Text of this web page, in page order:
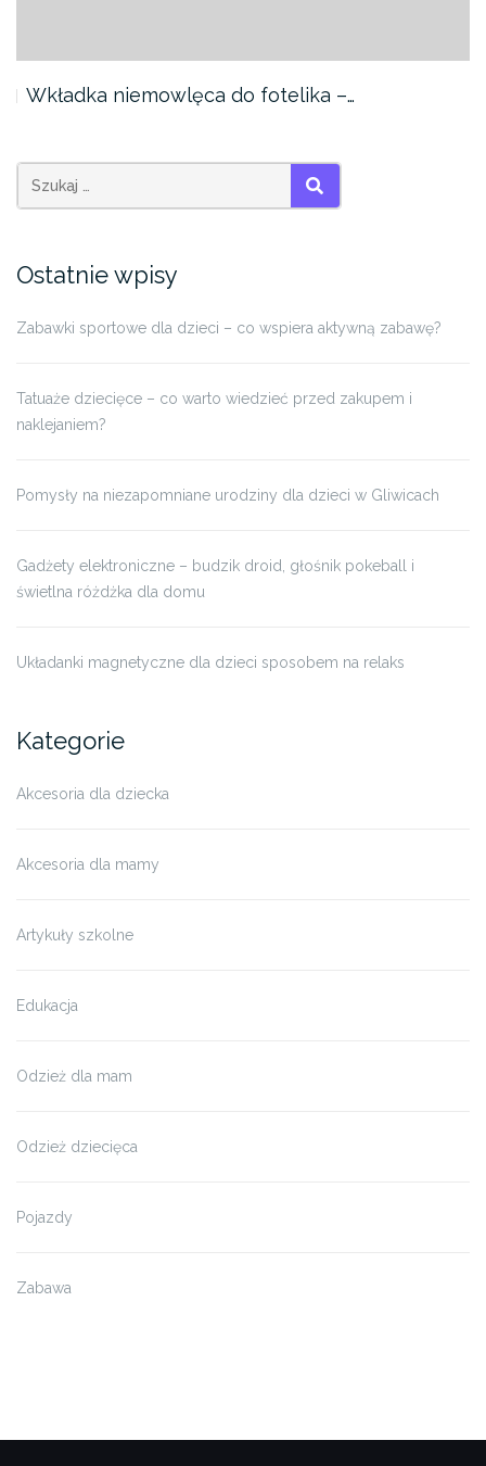
Wkładka niemowlęca do fotelika –…
SZUKAJ
Ostatnie wpisy
Zabawki sportowe dla dzieci – co wspiera aktywną zabawę?
Tatuaże dziecięce – co warto wiedzieć przed zakupem i
naklejaniem?
Pomysły na niezapomniane urodziny dla dzieci w Gliwicach
Gadżety elektroniczne – budzik droid, głośnik pokeball i
świetlna różdżka dla domu
Układanki magnetyczne dla dzieci sposobem na relaks
Kategorie
Akcesoria dla dziecka
Akcesoria dla mamy
Artykuły szkolne
Edukacja
Odzież dla mam
Odzież dziecięca
Pojazdy
Zabawa